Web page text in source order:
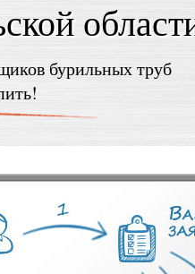
бурильных труб